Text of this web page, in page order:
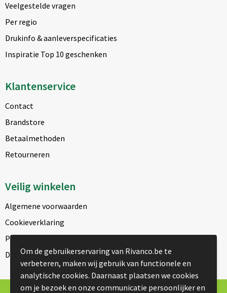
Veelgestelde vragen
Per regio
Drukinfo & aanleverspecificaties
Inspiratie Top 10 geschenken
Klantenservice
Contact
Brandstore
Betaalmethoden
Retourneren
Veilig winkelen
Algemene voorwaarden
Cookieverklaring
Privacyverklaring
Disclaimer
Om de gebruikerservaring van Rivanco.be te
verbeteren, maken wij gebruik van functionele en
analytische cookies. Daarnaast plaatsen we cookies
om je bezoek en onze communicatie persoonlijker en